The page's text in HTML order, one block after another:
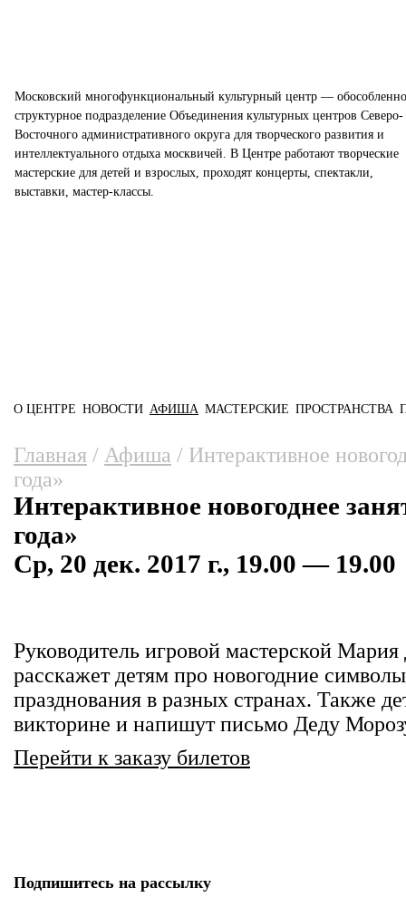
Московский многофункциональный культурный центр —
структурное подразделение Объединения культурных центров Северо-
Восточного административного округа для творческого развития и
интеллектуального отдыха москвичей. В Центре работают творческие
мастерские для детей и взрослых, проходят концерты, спектакли,
выставки, мастер-классы.
Главное меню
О ЦЕНТРЕ НОВОСТИ АФИША МАСТЕРСКИЕ ПРОСТРАНСТВА
Вы здесь
Главная / Афиша / Интерактивное
года»
Интерактивное новогоднее
года»
Ср, 20 дек. 2017 г., 19.00 — 19.00
Руководитель игровой мастерской
расскажет детям про новогодние
празднования в разных странах. Также
викторине и напишут письмо Деду
Перейти к заказу билетов
Подпишитесь на рассылку